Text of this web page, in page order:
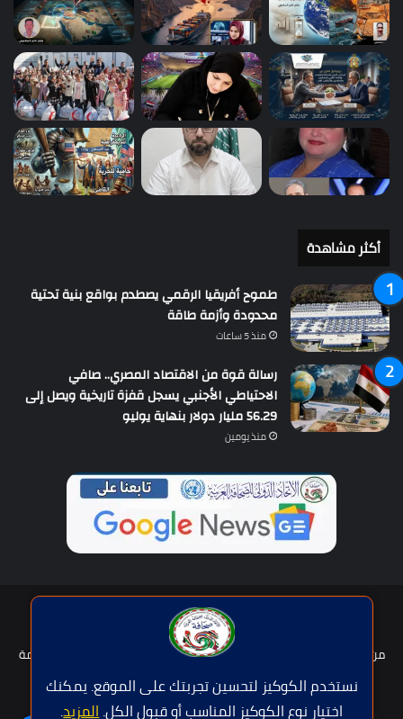
نستخدم الكوكيز لتحسين تجربتك على الموقع. يمكنك
اختيار نوع الكوكيز المناسب أو قبول الكل.المزيد.
أكثر مشاهدة
طموح أفريقيا الرقمي يصطدم بواقع بنية تحتية
محدودة وأزمة طاقة
منذ 5 ساعات
رسالة قوة من الاقتصاد المصري.. صافي
الاحتياطي الأجنبي يسجل قفزة تاريخية ويصل إلى
56.29 مليار دولار بنهاية يوليو
منذ يومين
حقوق النشر © | جميع الحقوق محفوظة للاتحاد الدولى للصحافة العربية
2026
من نحن؟
عضوية الإتحاد سياسة الخصوصية
شروط الخدمة
اتصل بنا